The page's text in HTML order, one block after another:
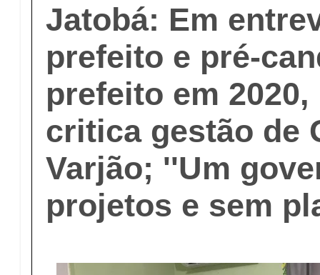
Jatobá: Em
prefeito e pré-
prefeito em
critica gestão de
Varjão; ''Um
projetos e sem